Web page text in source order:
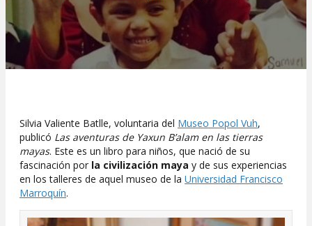
Silvia Valiente Batlle, voluntaria del Museo Popol Vuh,
publicó Las aventuras de Yaxun B’alam en las tierras
mayas. Este es un libro para niños, que nació de su
fascinación por la civilización maya y de sus experiencias
en los talleres de aquel museo de la Universidad Francisco
Marroquín.